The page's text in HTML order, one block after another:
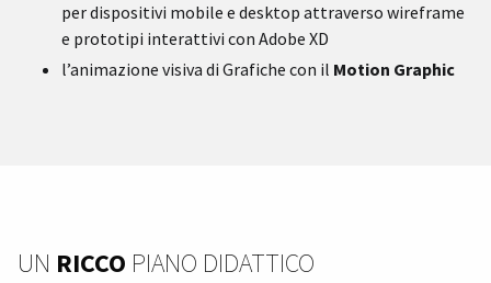
per dispositivi mobile e desktop attraverso wireframe
e prototipi interattivi con Adobe XD
l’animazione visiva di Grafiche con il Motion Graphic
UN RICCO PIANO DIDATTICO